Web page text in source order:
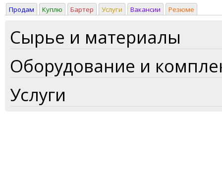
Продам Куплю Бартер Услуги Вакансии Резюме
Сырье и материалы
Оборудование и
Услуги